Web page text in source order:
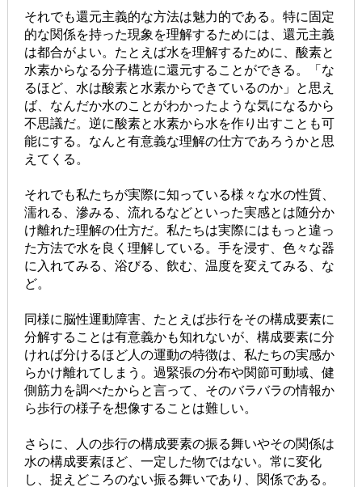
それでも還元主義的な方法は魅力的である。特に固定
的な関係を持った現象を理解するためには、還元主義
は都合がよい。たとえば水を理解するために、酸素と
水素からなる分子構造に還元することができる。「な
るほど、水は酸素と水素からできているのか」と思え
ば、なんだか水のことがわかったような気になるから
不思議だ。逆に酸素と水素から水を作り出すことも可
能にする。なんと有意義な理解の仕方であろうかと思
えてくる。
それでも私たちが実際に知っている様々な水の性質、
濡れる、滲みる、流れるなどといった実感とは随分か
け離れた理解の仕方だ。私たちは実際にはもっと違っ
た方法で水を良く理解している。手を浸す、色々な器
に入れてみる、浴びる、飲む、温度を変えてみる、な
ど。
同様に脳性運動障害、たとえば歩行をその構成要素に
分解することは有意義かも知れないが、構成要素に分
ければ分けるほど人の運動の特徴は、私たちの実感か
らかけ離れてしまう。過緊張の分布や関節可動域、健
側筋力を調べたからと言って、そのバラバラの情報か
ら歩行の様子を想像することは難しい。
さらに、人の歩行の構成要素の振る舞いやその関係は
水の構成要素ほど、一定した物ではない。常に変化
し、捉えどころのない振る舞いであり、関係である。